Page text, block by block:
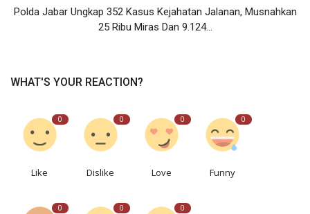
Polda Jabar Ungkap 352 Kasus Kejahatan Jalanan, Musnahkan
25 Ribu Miras Dan 9.124...
WHAT'S YOUR REACTION?
0
Like
0
Dislike
0
Love
0
Funny
0 0 0